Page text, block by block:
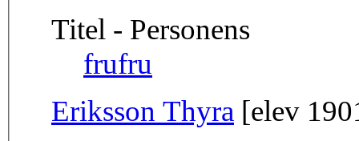
Titel - Personens
frufru
Eriksson Thyra [elev